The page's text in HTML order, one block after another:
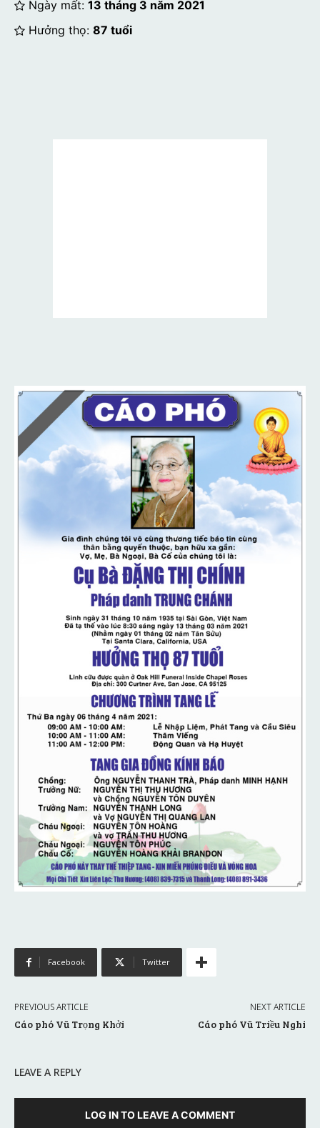
Ngày mất: 13 tháng 3 năm 2021
Hưởng thọ: 87 tuổi
Facebook Twitter
PREVIOUS ARTICLE
Cáo phó Vũ Trọng Khởi
NEXT ARTICLE
Cáo phó Vũ Triều Nghi
LEAVE A REPLY
LOG IN TO LEAVE A COMMENT